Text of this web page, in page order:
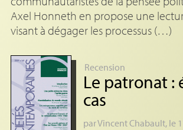
Axel Honneth en propose une
visant à dégager les processus (…)
Recension
Le patronat :
cas
parVincent Chabault, le